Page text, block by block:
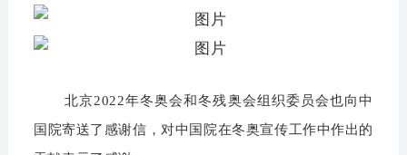
北京2022年冬奥会和冬残奥会组织委员会也向中
国院寄送了感谢信，对中国院在冬奥宣传工作中作出的